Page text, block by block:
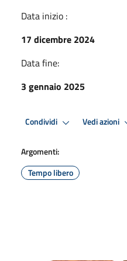
Data inizio :
17 dicembre 2024
Data fine:
3 gennaio 2025
Condividi Vedi azioni
Argomenti:
Tempo libero